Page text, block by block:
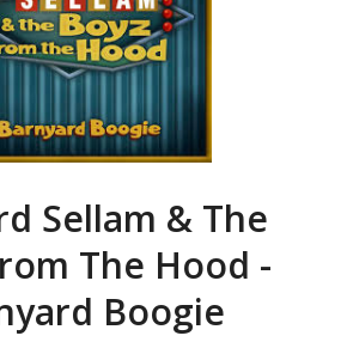
Sellam & The
The Hood -
Boogie